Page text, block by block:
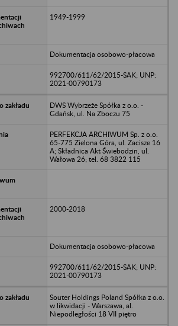
1949-1999
Dokumentacja osobowo-płacowa
992700/611/62/2015-SAK; UNP:
2021-00790173
DWS Wybrzeże Spółka z o.o. -
Gdańsk, ul. Na Zboczu 75
PERFEKCJA ARCHIWUM Sp. z o.o.
65-775 Zielona Góra, ul. Zacisze 16
A; Składnica Akt Świebodzin, ul.
Wałowa 26; tel. 68 3822 115
2000-2018
Dokumentacja osobowo-płacowa
992700/611/62/2015-SAK; UNP:
2021-00790173
Souter Holdings Poland Spółka z o.o.
w likwidacji - Warszawa, al.
Niepodległości 18 VII piętro